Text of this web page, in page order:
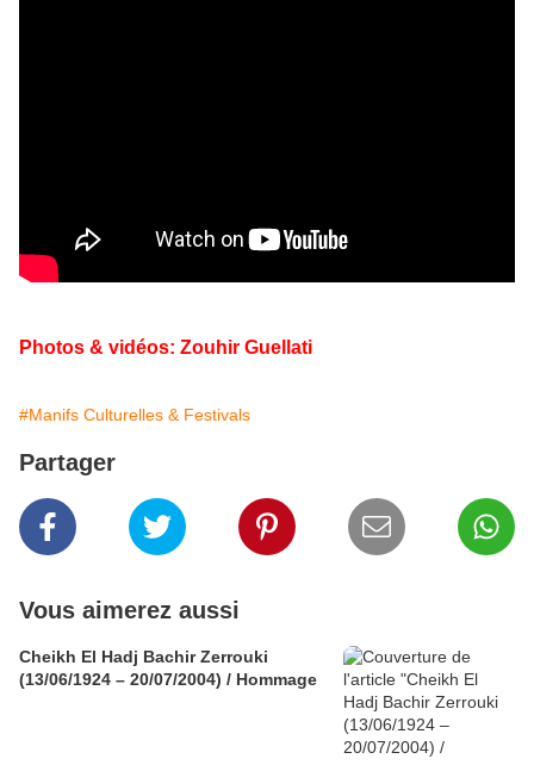
Photos & vidéos: Zouhir Guellati
#Manifs Culturelles & Festivals
Partager
Vous aimerez aussi
Cheikh El Hadj Bachir Zerrouki
(13/06/1924 – 20/07/2004) / Hommage